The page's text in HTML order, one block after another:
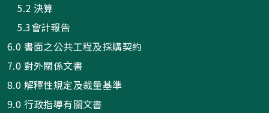
5.2 決算
5.3會計報告
6.0 書面之公共工程及採購契約
7.0 對外關係文書
8.0 解釋性規定及裁量基準
9.0 行政指導有關文書